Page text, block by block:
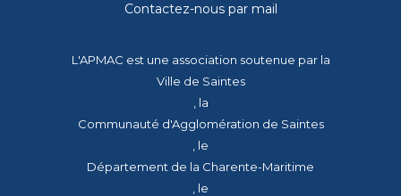
Contactez-nous par mail
L'APMAC est une association soutenue par la
Ville de Saintes
, la
Communauté d'Agglomération de Saintes
, le
Département de la Charente-Maritime
, le